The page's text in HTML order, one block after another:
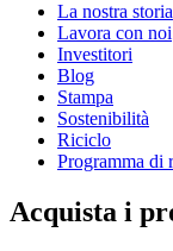
La nostra storia
Lavora con noi
Investitori
Blog
Stampa
Sostenibilità
Riciclo
Programma di
Acquista i